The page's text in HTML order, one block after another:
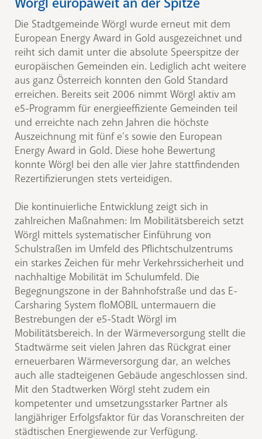
Die Stadtgemeinde Wörgl wurde erneut mit dem
European Energy Award in Gold ausgezeichnet und
reiht sich damit unter die absolute Speerspitze der
europäischen Gemeinden ein. Lediglich acht weitere
aus ganz Österreich konnten den Gold Standard
erreichen. Bereits seit 2006 nimmt Wörgl aktiv am
e5-Programm für energieeffiziente Gemeinden teil
und erreichte nach zehn Jahren die höchste
Auszeichnung mit fünf e’s sowie den European
Energy Award in Gold. Diese hohe Bewertung
konnte Wörgl bei den alle vier Jahre stattfindenden
Rezertifizierungen stets verteidigen.
Die kontinuierliche Entwicklung zeigt sich in
zahlreichen Maßnahmen: Im Mobilitätsbereich setzt
Wörgl mittels systematischer Einführung von
Schulstraßen im Umfeld des Pflichtschulzentrums
ein starkes Zeichen für mehr Verkehrssicherheit und
nachhaltige Mobilität im Schulumfeld. Die
Begegnungszone in der Bahnhofstraße und das E-
Carsharing System floMOBIL untermauern die
Bestrebungen der e5-Stadt Wörgl im
Mobilitätsbereich. In der Wärmeversorgung stellt die
Stadtwärme seit vielen Jahren das Rückgrat einer
erneuerbaren Wärmeversorgung dar, an welches
auch alle stadteigenen Gebäude angeschlossen sind.
Mit den Stadtwerken Wörgl steht zudem ein
kompetenter und umsetzungsstarker Partner als
langjähriger Erfolgsfaktor für das Voranschreiten der
städtischen Energiewende zur Verfügung.